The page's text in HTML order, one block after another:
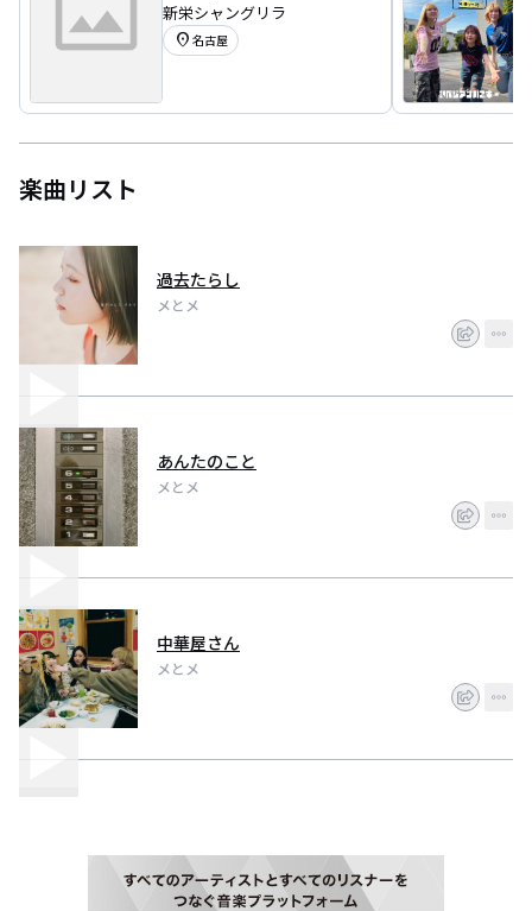
VEN 2026」
新栄シャングリラ
location_on 名古屋
楽曲リスト
過去たらし
メとメ
あんたのこと
メとメ
中華屋さん
メとメ